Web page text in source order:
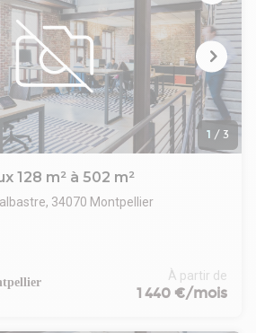
catégorie type R, il allie fonctionnalité et
à vos besoins professionnels.
visite
1 / 3
128 m² à 502 m²
34070 Montpellier
propose à la location ou à la vente sur
bâtiments mixtes, bureaux, activités...
de bureaux et locaux
À partir de
1 440 €/mois